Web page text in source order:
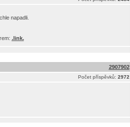
napadli.
.link.
2907902
Počet příspěvků: 2972